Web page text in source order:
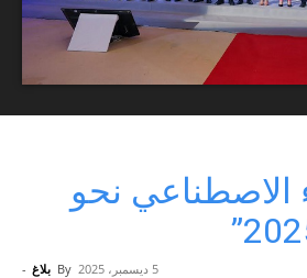
الاصطناعي نحو
By بلاغ - 5 ديسمبر، 2025